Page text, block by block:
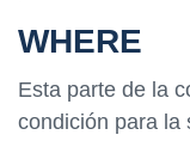
WHERE
Esta parte de la
condición para la